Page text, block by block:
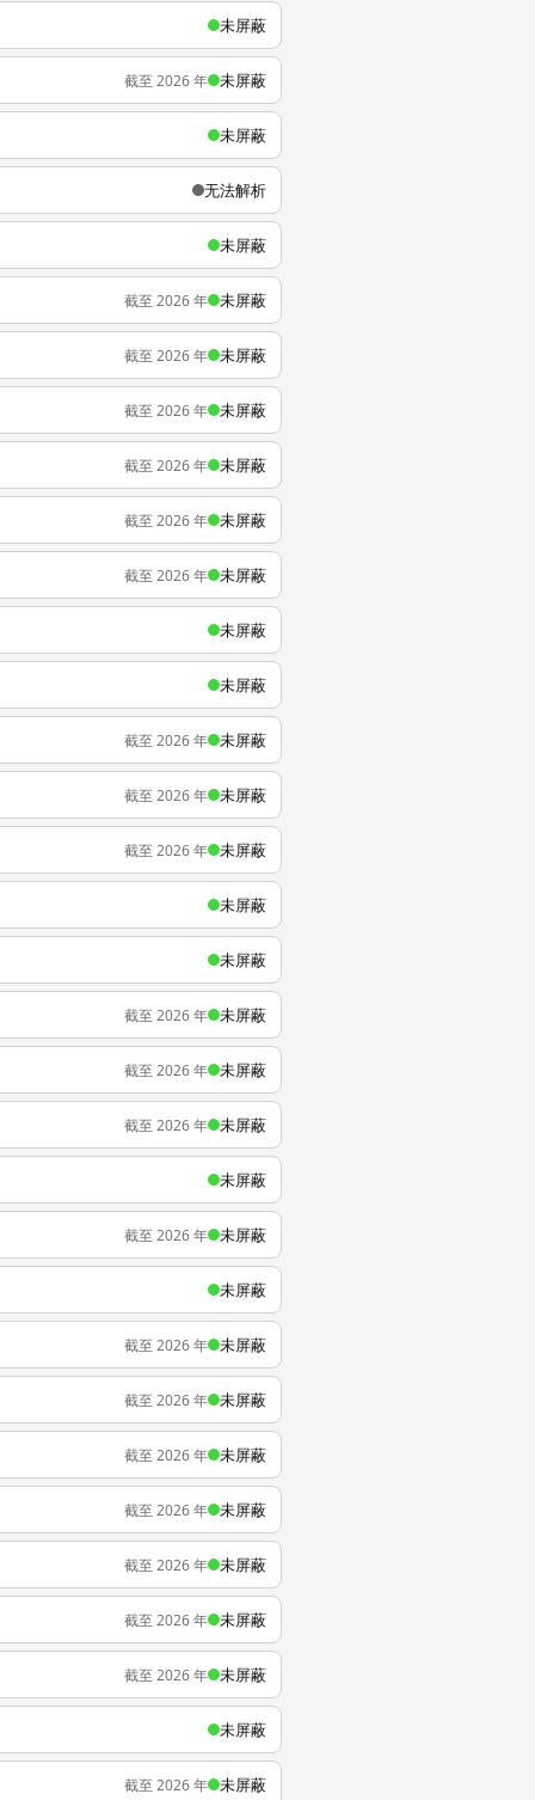
未屏蔽
截至 2026 年 未屏蔽
未屏蔽
无法解析
未屏蔽
截至 2026 年 未屏蔽
截至 2026 年 未屏蔽
截至 2026 年 未屏蔽
截至 2026 年 未屏蔽
截至 2026 年 未屏蔽
截至 2026 年 未屏蔽
未屏蔽
未屏蔽
截至 2026 年 未屏蔽
截至 2026 年 未屏蔽
截至 2026 年 未屏蔽
未屏蔽
未屏蔽
截至 2026 年 未屏蔽
截至 2026 年 未屏蔽
截至 2026 年 未屏蔽
未屏蔽
截至 2026 年 未屏蔽
未屏蔽
截至 2026 年 未屏蔽
截至 2026 年 未屏蔽
截至 2026 年 未屏蔽
截至 2026 年 未屏蔽
截至 2026 年 未屏蔽
截至 2026 年 未屏蔽
截至 2026 年 未屏蔽
未屏蔽
截至 2026 年 未屏蔽